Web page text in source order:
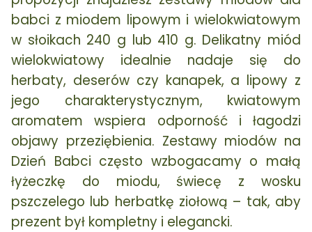
babci z miodem lipowym i wielokwiatowym
w słoikach 240 g lub 410 g. Delikatny miód
wielokwiatowy idealnie nadaje się do
herbaty, deserów czy kanapek, a lipowy z
jego charakterystycznym, kwiatowym
aromatem wspiera odporność i łagodzi
objawy przeziębienia. Zestawy miodów na
Dzień Babci często wzbogacamy o małą
łyżeczkę do miodu, świecę z wosku
pszczelego lub herbatkę ziołową – tak, aby
prezent był kompletny i elegancki.